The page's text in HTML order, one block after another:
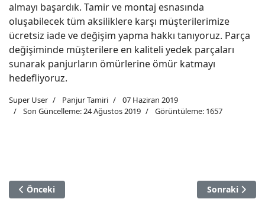
almayı başardık. Tamir ve montaj esnasında
oluşabilecek tüm aksiliklere karşı müşterilerimize
ücretsiz iade ve değişim yapma hakkı tanıyoruz. Parça
değişiminde müşterilere en kaliteli yedek parçaları
sunarak panjurların ömürlerine ömür katmayı
hedefliyoruz.
Super User Panjur Tamiri
07 Haziran 2019
Son Güncelleme: 24 Ağustos 2019
Görüntüleme: 1657
Önceki Makale: Şişli Panjur Tamiri
Önceki Sonraki
Sonraki